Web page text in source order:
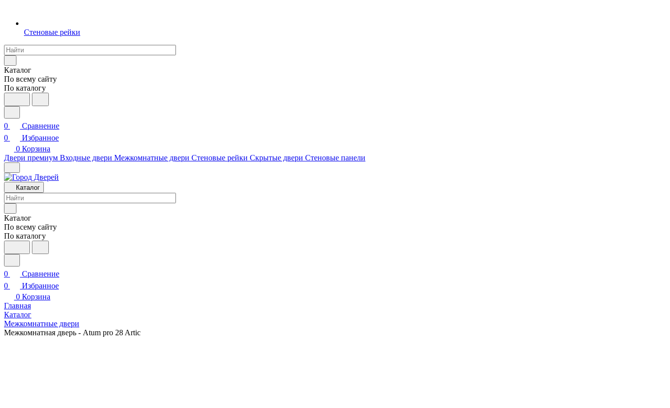
Стеновые рейки
Каталог
По всему сайту
По каталогу
0
Сравнение
0
Избранное
0 Корзина
Двери премиум Входные двери Межкомнатные двери Стеновые рейки Скрытые двери Стеновые панели
Каталог
Каталог
По всему сайту
По каталогу
0
Сравнение
0
Избранное
0 Корзина
Главная
Каталог
Межкомнатные двери
Межкомнатная дверь - Atum pro 28 Artic